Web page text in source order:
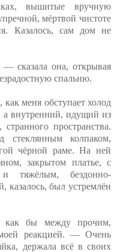
вышитые вручную
мёртвой чистоте
Казалось, сам дом не
сказала она, открывая
спальню.
меня обступает холод
а внутренний, идущий из
пространства.
стеклянным колпаком,
чёрной раме. На ней
закрытом платье, с
тяжёлым, бездонно-
казалось, был устремлён
бы между прочим,
реакцией. — Очень
держала всё в своих